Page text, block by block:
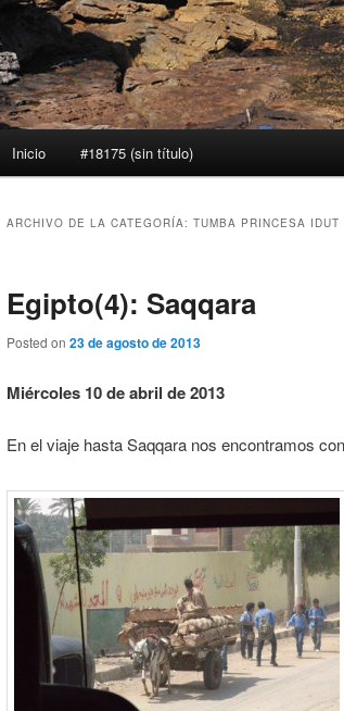
Inicio #18175 (sin título)
ARCHIVO DE LA CATEGORÍA: TUMBA PRINCESA IDUT
Egipto(4): Saqqara
Posted on 23 de agosto de 2013
Miércoles 10 de abril de 2013
En el viaje hasta Saqqara nos encontramos